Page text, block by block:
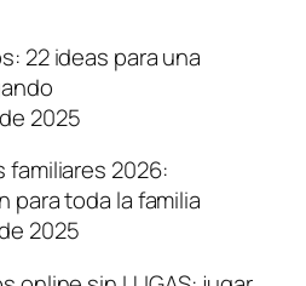
22 ideas para una
2025
familiares 2026:
para toda la familia
2025